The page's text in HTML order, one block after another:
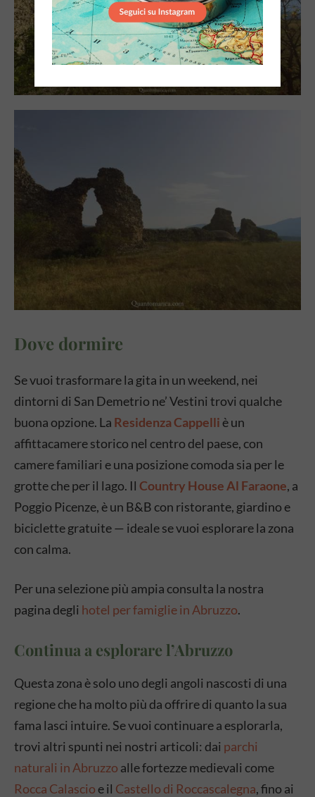
Dove dormire
Se vuoi trasformare la gita in un weekend, nei
dintorni di San Demetrio ne’ Vestini trovi qualche
buona opzione. La Residenza Cappelli è un
affittacamere storico nel centro del paese, con
camere familiari e una posizione comoda sia per le
grotte che per il lago. Il Country House Al Faraone, a
Poggio Picenze, è un B&B con ristorante, giardino e
biciclette gratuite — ideale se vuoi esplorare la zona
con calma.
Per una selezione più ampia consulta la nostra
pagina degli hotel per famiglie in Abruzzo.
Continua a esplorare l’Abruzzo
Questa zona è solo uno degli angoli nascosti di una
regione che ha molto più da offrire di quanto la sua
fama lasci intuire. Se vuoi continuare a esplorarla,
trovi altri spunti nei nostri articoli: dai parchi
naturali in Abruzzo alle fortezze medievali come
Rocca Calascio e il Castello di Roccascalegna, fino ai